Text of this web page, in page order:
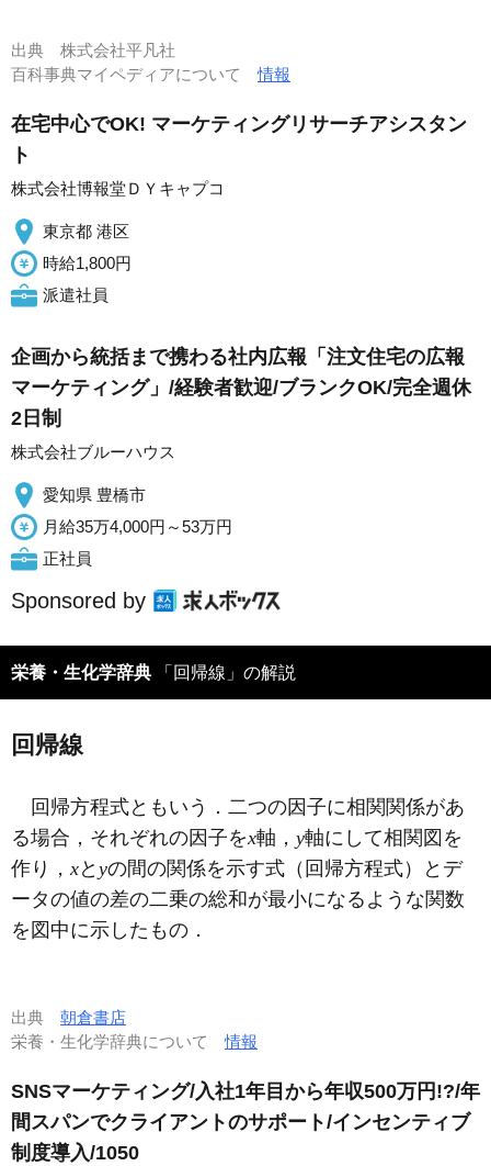
出典 株式会社平凡社
百科事典マイペディアについて情報
在宅中心でOK! マーケティングリサーチアシスタン
ト
株式会社博報堂ＤＹキャプコ
東京都 港区
時給1,800円
派遣社員
企画から統括まで携わる社内広報「注文住宅の広報
マーケティング」/経験者歓迎/ブランクOK/完全週休
2日制
株式会社ブルーハウス
愛知県 豊橋市
月給35万4,000円～53万円
正社員
Sponsored by
栄養・生化学辞典 「回帰線」の解説
回帰線
回帰方程式ともいう．二つの因子に相関関係があ
る場合，それぞれの因子をx軸， y軸にして相関図を
作り，xと yの間の関係を示す式（回帰方程式）とデ
ータの値の差の二乗の総和が最小になるような関数
を図中に示したもの．
出典 朝倉書店
栄養・生化学辞典について情報
SNSマーケティング/入社1年目から年収500万円!?/年
間スパンでクライアントのサポート/インセンティブ
制度導入/1050